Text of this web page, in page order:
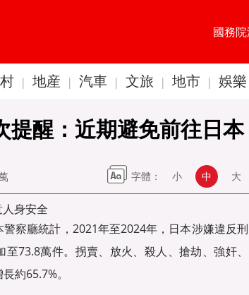
國務
| 地産 | 汽車 | 文旅 | 地市 | 娛樂
提醒：近期避免前往日本
字體： 小 中 大
身安全
察廳統計，2021年至2024年，日本涉嫌違反刑
73.8萬件。拐賣、放火、殺人、搶劫、強奸、
約65.7%。